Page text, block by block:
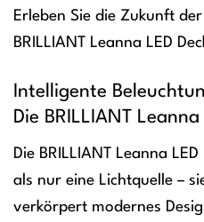
Erleben Sie die Zukunft
BRILLIANT Leanna LED
Intelligente
Die BRILLIANT
Die BRILLIANT Leanna
als nur eine Lichtquelle –
verkörpert modernes